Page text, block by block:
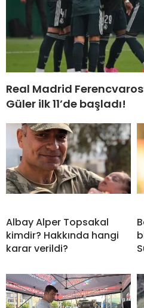
Real Madrid
Güler ilk 11’de başladı!
Albay Alper Topsakal
kimdir? Hakkında hangi
karar verildi?